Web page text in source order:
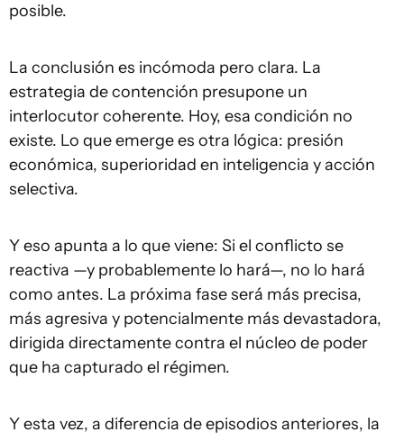
posible.
La conclusión es incómoda pero clara. La
estrategia de contención presupone un
interlocutor coherente. Hoy, esa condición no
existe. Lo que emerge es otra lógica: presión
económica, superioridad en inteligencia y acción
selectiva.
Y eso apunta a lo que viene: Si el conflicto se
reactiva —y probablemente lo hará—, no lo hará
como antes. La próxima fase será más precisa,
más agresiva y potencialmente más devastadora,
dirigida directamente contra el núcleo de poder
que ha capturado el régimen.
Y esta vez, a diferencia de episodios anteriores, la